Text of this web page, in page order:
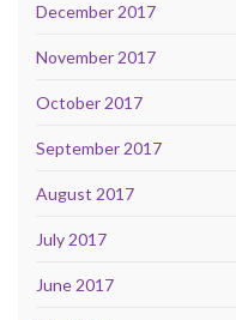
December 2017
November 2017
October 2017
September 2017
August 2017
July 2017
June 2017